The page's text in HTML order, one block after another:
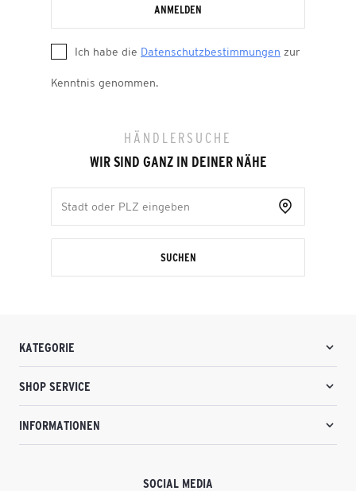
ANMELDEN
Ich habe die Datenschutzbestimmungen zur
Kenntnis genommen.
HÄNDLERSUCHE
WIR SIND GANZ IN DEINER NÄHE
SUCHEN
KATEGORIE
SHOP SERVICE
INFORMATIONEN
SOCIAL MEDIA